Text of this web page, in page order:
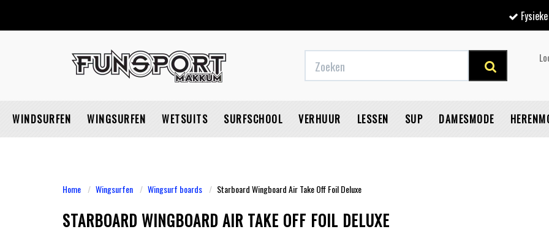
WINDSURFEN WINGSURFEN WETSUITS SURFSCHOOL VERHUUR LESSEN SUP DAMESMODE
Home Wingsurfen Wingsurf boards Starboard Wingboard Air Take Off Foil Deluxe
STARBOARD WINGBOARD AIR TAKE OFF FOIL DELUXE